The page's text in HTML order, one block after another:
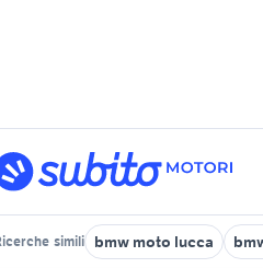
simili bmw moto lucca